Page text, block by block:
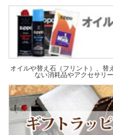
オイルや替え石（フリント）、替
ない消耗品やアクセサリ